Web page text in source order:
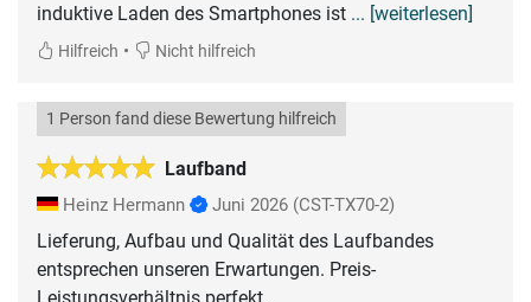
induktive Laden des Smartphones ist ... [weiterlesen]
Hilfreich • Nicht hilfreich
Laufband
1 Person fand diese Bewertung hilfreich
Heinz Hermann Juni 2026 (CST-TX70-2)
Lieferung, Aufbau und Qualität des Laufbandes
entsprechen unseren Erwartungen. Preis-